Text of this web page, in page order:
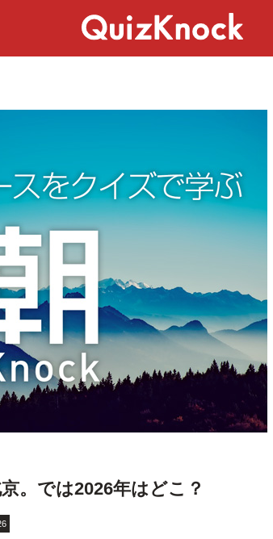
。では2026年はどこ？